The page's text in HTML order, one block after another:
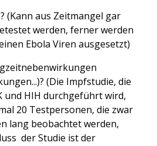
(Kann aus Zeitmangel gar
werden, ferner werden
Ebola Viren ausgesetzt)
(Die Impfstudie, die
und HIH durchgeführt wird,
20 Testpersonen, die zwar
lang beobachtet werden,
der Studie ist der